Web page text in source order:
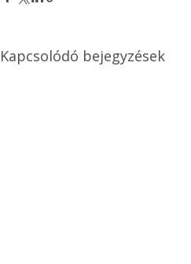
Kapcsolódó bejegyzések